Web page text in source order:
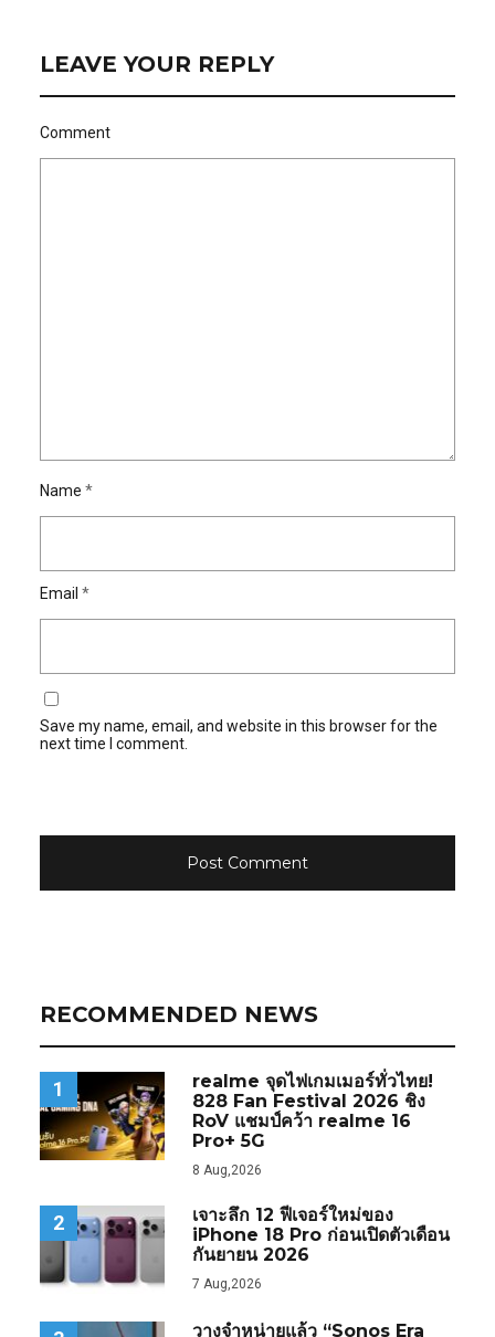
LEAVE YOUR REPLY
Comment
Name *
Email *
Save my name, email, and website in this browser for the
next time I comment.
RECOMMENDED NEWS
1
realme จุดไฟเกมเมอร์ทั่วไทย!
828 Fan Festival 2026 ชิง
RoV แชมป์คว้า realme 16
Pro+ 5G
8 Aug,2026
2
เจาะลึก 12 ฟีเจอร์ใหม่ของ
iPhone 18 Pro ก่อนเปิดตัวเดือน
กันยายน 2026
7 Aug,2026
วางจำหน่ายแล้ว “Sonos Era